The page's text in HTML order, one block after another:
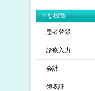
主な機能
患者登録
診療入力
会計
領収証